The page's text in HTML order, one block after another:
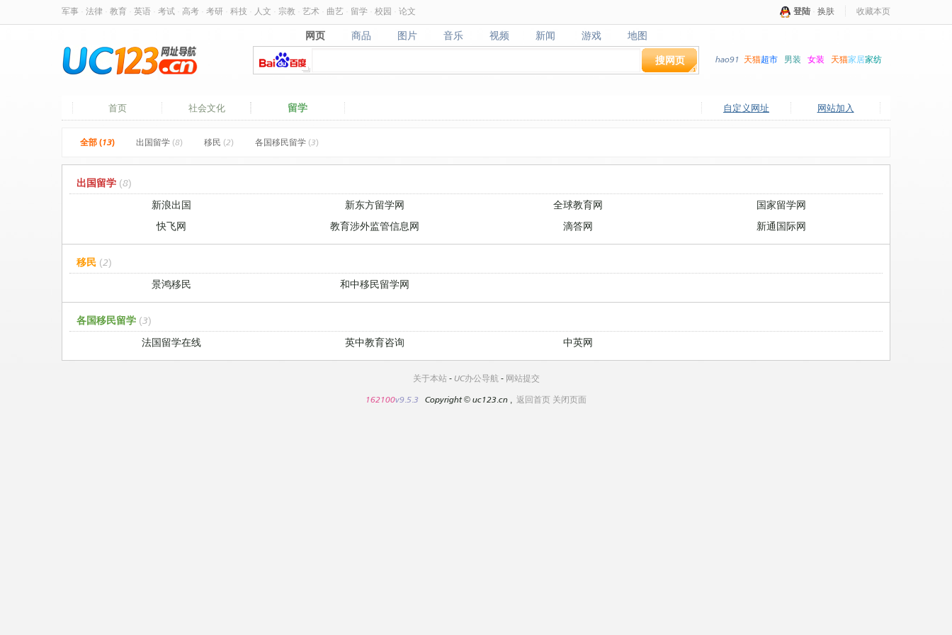
军事 法律 教育 英语 考试 高考 考研 科技 人文 宗教 艺术 曲艺 留学 校园 论文 登陆 换肤 收藏本页
网页
网页 商品
商品 图片
图片 音乐
音乐 视频
视频 新闻
新闻 游戏
游戏 地图
地图
搜网页 hao91 天猫超市 男装 女装 天猫家居家纺
网站加入
自定义网址
首页 社会文化 留学
全部 (13) 出国留学 (8) 移民 (2) 各国移民留学 (3)
出国留学 (8)
新浪出国
新东方留学网 全球教育网
国家留学网
快飞网
教育涉外监管信息网 滴答网 新通国际网
移民 (2)
景鸿移民
和中移民留学网
各国移民留学 (3)
法国留学在线
英中教育咨询 中英网
关于本站- UC办公导航- 网站提交
162100v9.5.3 Copyright© uc123.cn , 返回首页 关闭页面